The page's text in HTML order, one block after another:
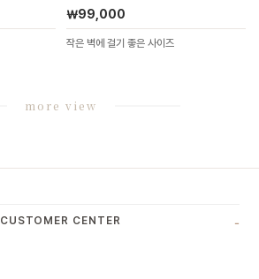
￦99,000
작은 벽에 걸기 좋은 사이즈
more view
CUSTOMER CENTER -